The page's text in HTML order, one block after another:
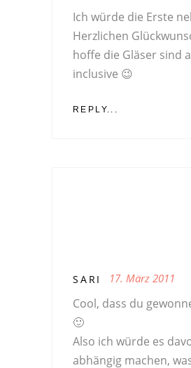
Ich würde die Erste
Herzlichen
hoffe die Gläser sind
inclusive 😉
REPLY...
SARI 17. März 2011
Cool, dass du
🙂
Also ich würde es
abhängig machen,